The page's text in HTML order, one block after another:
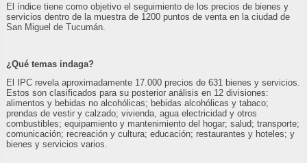
El índice tiene como objetivo el seguimiento de los precios de bienes y
servicios dentro de la muestra de 1200 puntos de venta en la ciudad de
San Miguel de Tucumán.
¿Qué temas indaga?
El IPC revela aproximadamente 17.000 precios de 631 bienes y servicios.
Estos son clasificados para su posterior análisis en 12 divisiones:
alimentos y bebidas no alcohólicas; bebidas alcohólicas y tabaco;
prendas de vestir y calzado; vivienda, agua electricidad y otros
combustibles; equipamiento y mantenimiento del hogar; salud; transporte;
comunicación; recreación y cultura; educación; restaurantes y hoteles; y
bienes y servicios varios.